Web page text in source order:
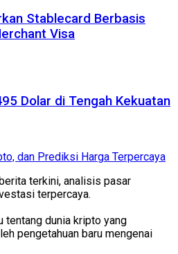
Stablecard Berbasis
Visa
Dolar di Tengah Kekuatan
terkini, analisis pasar
terpercaya.
tentang dunia kripto yang
pengetahuan baru mengenai